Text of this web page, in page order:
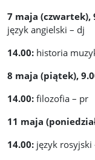
7 maja (czwartek),
język angielski – dj
14.00: historia
8 maja (piątek),
14.00: filozofia – pr
11 maja
14.00: język